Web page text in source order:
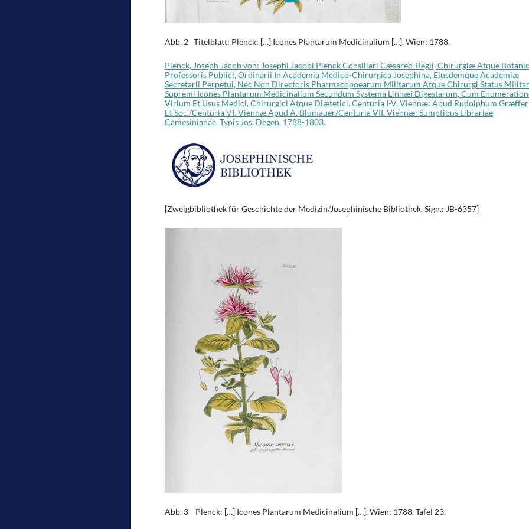
Abb. 2 Titelblatt: Plenck: […] Icones Plantarum Medicinalium […]. Wien: 1788.
Plenck, Joseph Jacob von: Josephi Jacobi Plenck Consiliari Cæsareo-Regii, Chirurgiæ Atque
Professoris Publici, Ordinarii In Academia Medico-Chirurgica Josephina, Ejusdemque Academiæ
Secretarii Perpetui, Nec Non Directoris Pharmacopoearum Militarum Atque Chirurgi Status
Supremi Icones Plantarum Medicinalium Secundum Systema Linnæi Digestarum, Cum
Virium Et Usus Medici, Chirurgici Atque Diætetici. Centuria I-V. Viennæ: Apud Rudolphum Græffer
Et Soc./Centuria VI. Viennæ Apud A. Blumauer/Centuria VII. Viennæ: Sumptibus Librariae
Camesinianae. Typis Jos. Degen. 1788-1803.
[Zweigbibliothek für Geschichte der Medizin/Josephinische Bibliothek, Sign.: JB-6357]
Abb. 3 Plenck: […] Icones Plantarum Medicinalium […]. Wien: 1788. Tafel 23.